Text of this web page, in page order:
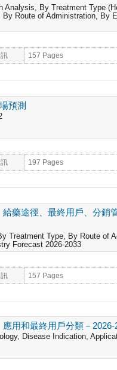
By Treatment Type
Route of Administration, By
157 Pages
預測
197 Pages
藥途徑、最終用戶、分銷
Treatment Type, By Route of
Forecast 2026-2033
157 Pages
用和最終用戶分類－2026-
Disease Indication,